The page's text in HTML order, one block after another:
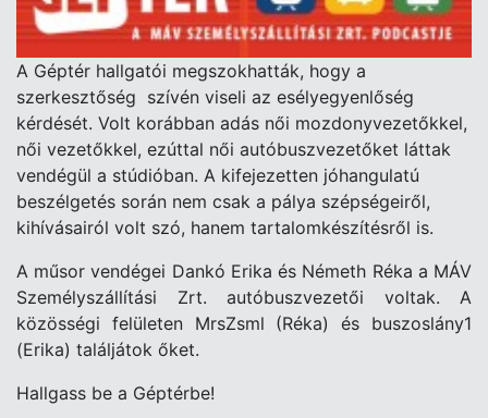
A Géptér hallgatói megszokhatták, hogy a
szerkesztőség szívén viseli az esélyegyenlőség
kérdését. Volt korábban adás női mozdonyvezetőkkel,
női vezetőkkel, ezúttal női autóbuszvezetőket láttak
vendégül a stúdióban. A kifejezetten jóhangulatú
beszélgetés során nem csak a pálya szépségeiről,
kihívásairól volt szó, hanem tartalomkészítésről is.
A műsor vendégei Dankó Erika és Németh Réka a MÁV
Személyszállítási Zrt. autóbuszvezetői voltak. A
közösségi felületen MrsZsml (Réka) és buszoslány1
(Erika) találjátok őket.
Hallgass be a Géptérbe!